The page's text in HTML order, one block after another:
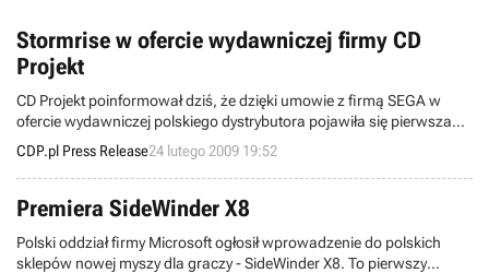
Stormrise w ofercie wydawniczej firmy CD
Projekt
CD Projekt poinformował dziś, że dzięki umowie z firmą SEGA w
ofercie wydawniczej polskiego dystrybutora pojawiła się pierwsza
strategia czasu rzeczywistego (RTS) rozgrywana w trzech
wymiarach! Stormrise pojawi się w sprzedaży na przełomie marca i
kwietnia w polskiej, kinowej wersji językowej na PC oraz w
oryginalnej edycji na konsole PlayStation 3 i Xbox 360.
CDP.pl Press Release24 lutego 2009 19:52
Premiera SideWinder X8
Polski oddział firmy Microsoft ogłosił wprowadzenie do polskich
sklepów nowej myszy dla graczy - SideWinder X8. To pierwszy